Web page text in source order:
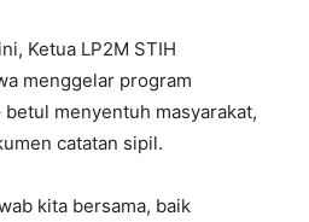
Ketua LP2M STIH
menggelar program
menyentuh masyarakat,
catatan sipil.
kita bersama, baik